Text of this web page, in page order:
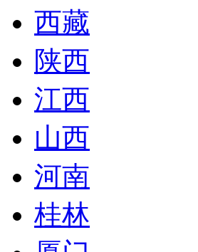
西藏
陕西
江西
山西
河南
桂林